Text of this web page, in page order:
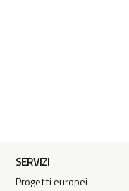
SERVIZI
Progetti europei